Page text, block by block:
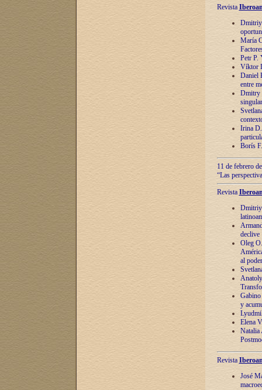
Revista
Dmitriy
María
Petr P.
Víktor
Daniel
entre
Dmitry
Irina
Borís
11 de febrero
“Las
Revista
Dmitriy
declive
Oleg
al poder
y
Elena
Natalia
Revista
José